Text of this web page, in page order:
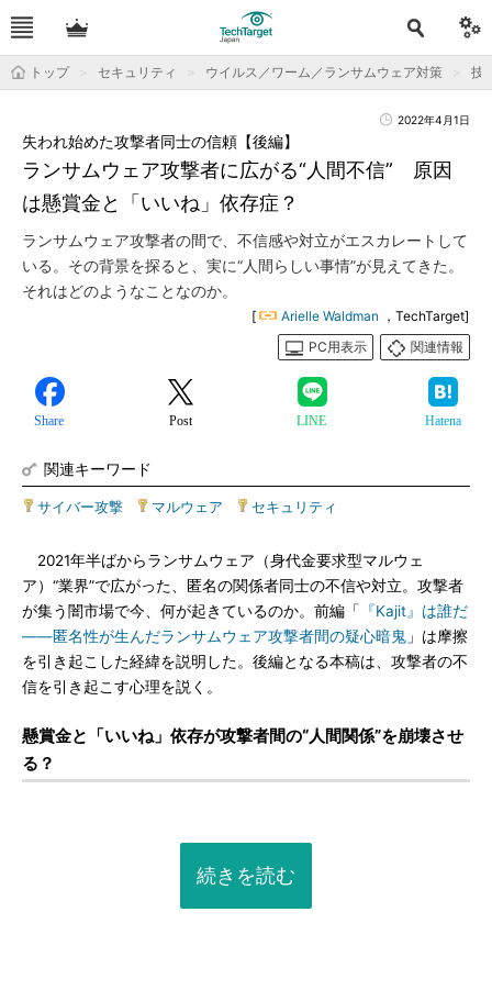
トップ セキュリティ ウイルス／ワーム／ランサムウェア対策 技
2022年4月1日
ランサムウェア攻撃者に広がる“人間不信” 原因
は懸賞金と「いいね」依存症？
失われ始めた攻撃者同士の信頼【後編】
ランサムウェア攻撃者の間で、不信感や対立がエスカレートして
いる。その背景を探ると、実に“人間らしい事情”が見えてきた。
それはどのようなことなのか。
[ Arielle Waldman ，TechTarget]
PC用表示
関連情報
Share Post LINE Hatena
関連キーワード
サイバー攻撃 マルウェア セキュリティ
2021年半ばからランサムウェア（身代金要求型マルウェ
ア）“業界”で広がった、匿名の関係者同士の不信や対立。攻撃者
が集う闇市場で今、何が起きているのか。前編「
『Kajit』は誰だ
――匿名性が生んだランサムウェア攻撃者間の疑心暗鬼 」は摩擦
を引き起こした経緯を説明した。後編となる本稿は、攻撃者の不
信を引き起こす心理を説く。
懸賞金と「いいね」依存が攻撃者間の“人間関係”を崩壊させ
る？
続きを読む